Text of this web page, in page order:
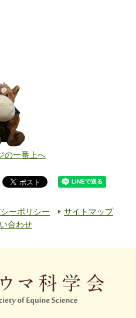
の一番上へ
ーポリシー
サイトマップ
合わせ